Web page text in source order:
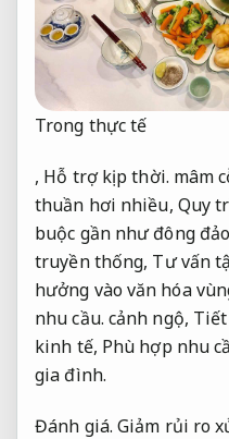
Trong thực tế
, Hỗ trợ kịp thời. mâm
thuần hơi nhiều, Quy
buộc gần nhưđông đảo
truyền thống, Tư vấn
hưởng vào văn hóa
nhu cầu. cảnh ngộ,
kinh tế, Phù hợp nhu
gia đình.
Đánh giá. Giảm rủi ro